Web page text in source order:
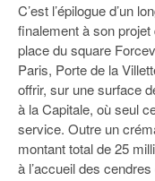
Transport
Marchés publics
91
92
93
Agenda
Ecouter les
Lire les résumés
C’est l’épilogue d’un
finalement à son projet
place du square
Paris, Porte de la
offrir, sur une surface
à la Capitale, où seul
service. Outre un
montant total de 25
à l’accueil des